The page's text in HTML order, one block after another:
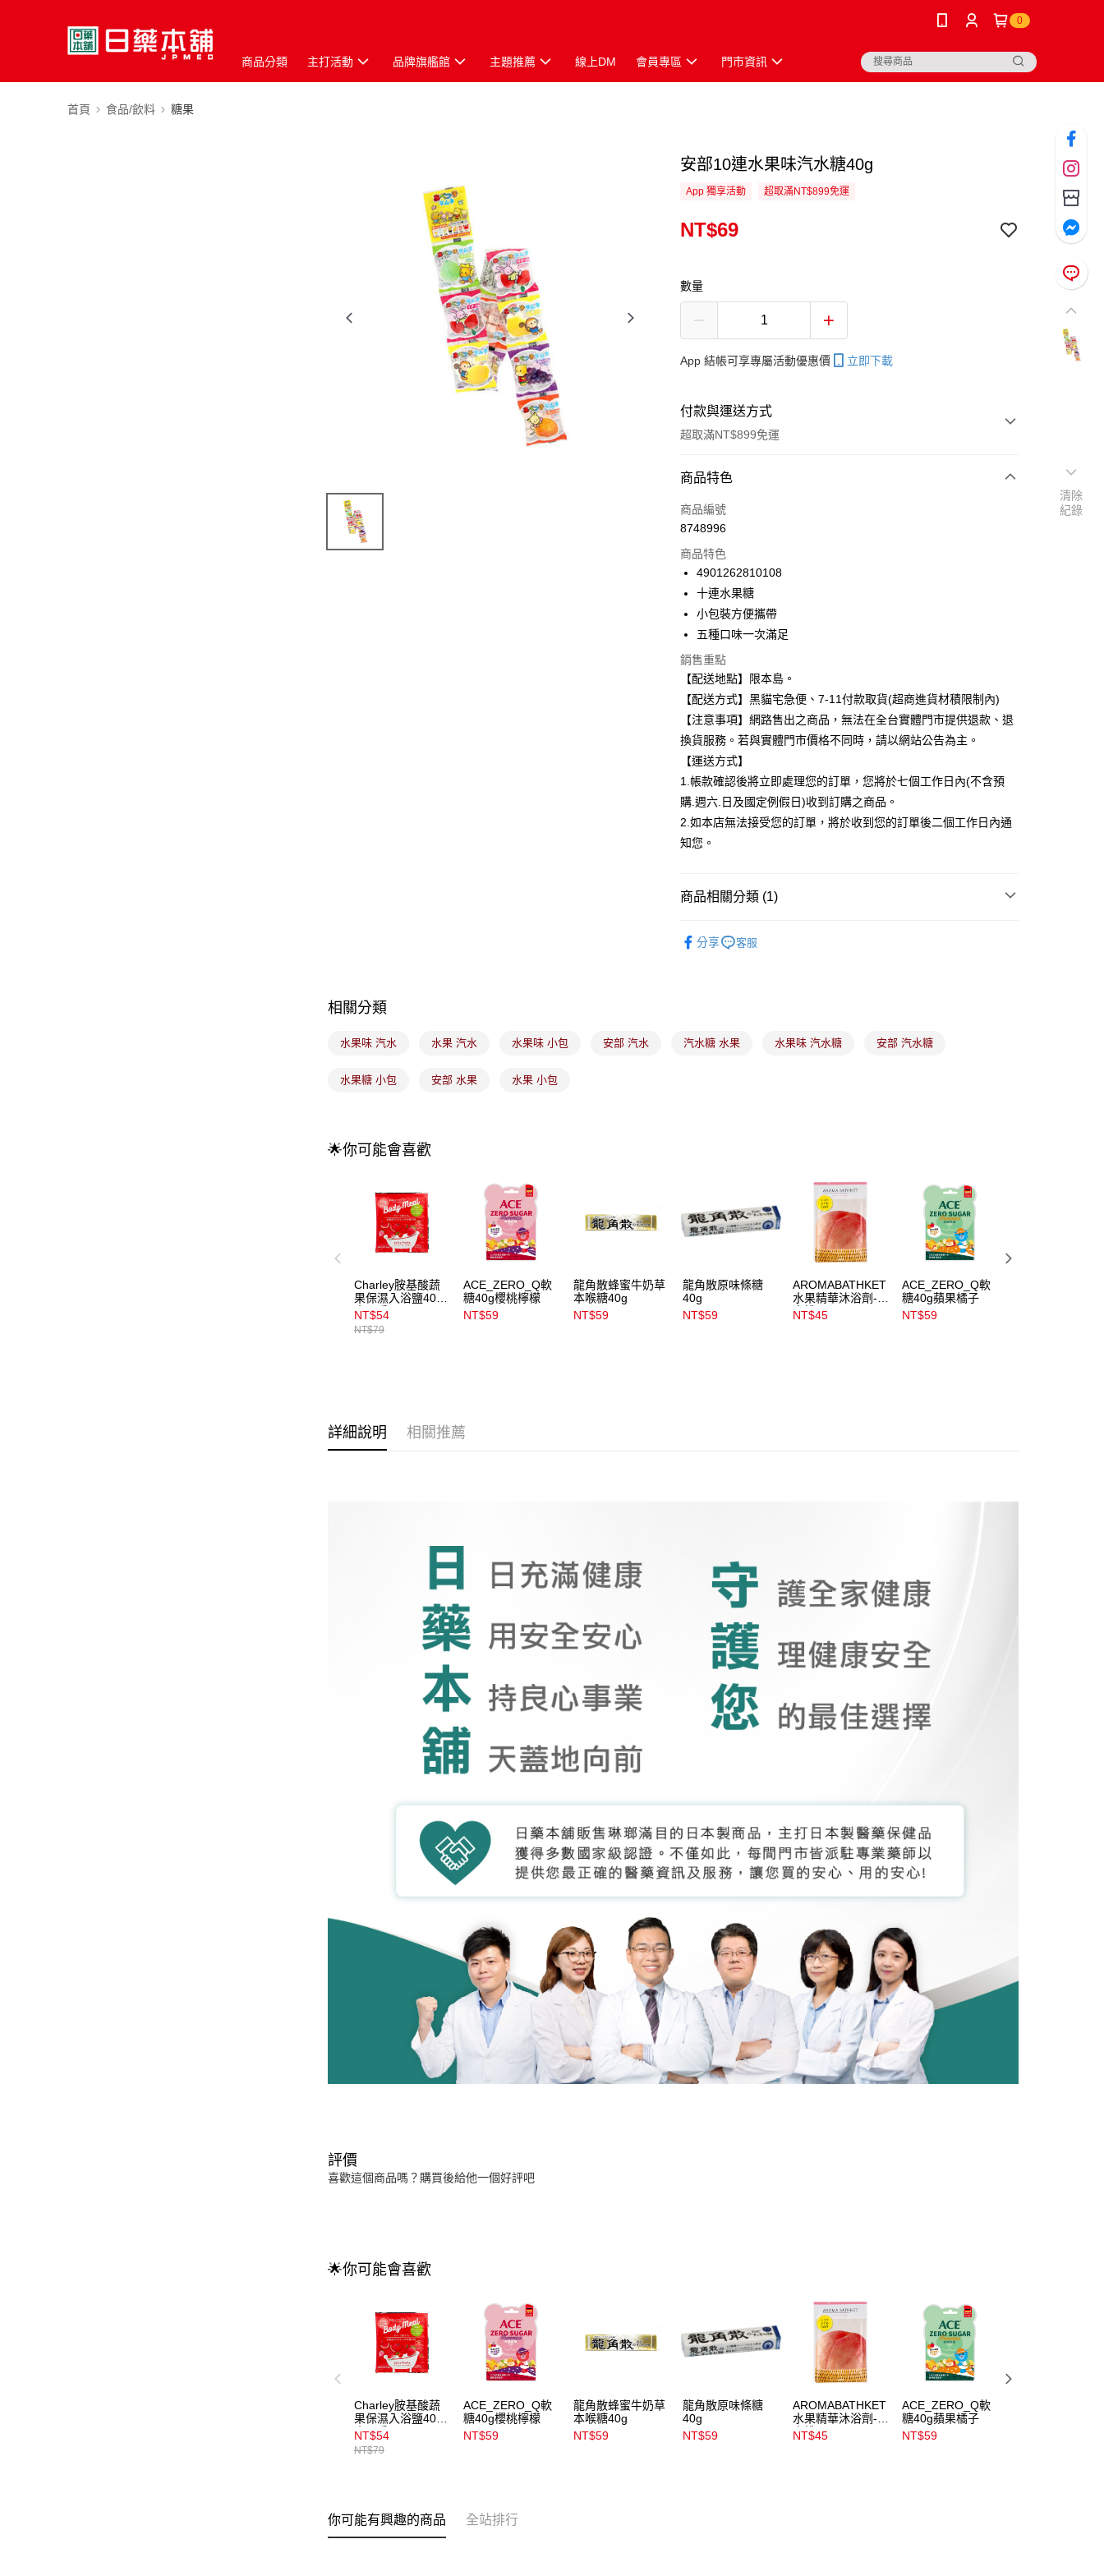
0
商品分類 主打活動 品牌旗艦館 主題推薦 線上DM 會員專區 門市資訊
首頁 食品/飲料 糖果
安部10連水果味汽水糖40g
App 獨享活動 超取滿NT$899免運
NT$69
數量
App 結帳可享專屬活動優惠價 立即下載
付款與運送方式
超取滿NT$899免運
付款方式
信用卡一次付款
合作金庫商業銀行
華南商業銀行
國泰世華商業銀行
臺灣中小企業銀行
匯豐（台灣）商業銀行
聯邦商業銀行
遠東國際商業銀行
玉山商業銀行
星展（台灣）商業銀行
台新國際商業銀行
中國信託商業銀行
台灣樂天信用卡公司
超商取貨付款
Apple Pay
街口支付
悠遊付
Google Pay
全盈+PAY
大哥付你分期
相關說明
【大哥付你分期使用說明】
流程，驗證手機門號後，選擇欲分期的期數、繳款截止日，確認付款後即
完成交易。
消。如遇「轉專審核」未通過狀況，表示未達大哥付你分期系統評分，恕
帳／街口支付／iPASS MONEY」等通路繳費。
全家取貨付款
7-11取貨付款
每筆NT$100，滿NT$399(含以上)免運費
商品特色
商品編號
8748996
商品特色
4901262810108
十連水果糖
小包裝方便攜帶
五種口味一次滿足
銷售重點
【配送地點】限本島。
【配送方式】黑貓宅急便、7-11付款取貨(超商進貨材積限制內)
【注意事項】網路售出之商品，無法在全台實體門市提供退款、退
換貨服務。若與實體門市價格不同時，請以網站公告為主。
【運送方式】
1.帳款確認後將立即處理您的訂單，您將於七個工作日內(不含預
購.週六.日及國定例假日)收到訂購之商品。
2.如本店無法接受您的訂單，將於收到您的訂單後二個工作日內通
知您。
商品相關分類 (1)
分享
客服
相關分類
水果味 汽水 水果 汽水 水果味 小包 安部 汽水 汽水糖 水果 水果味 汽水糖 安部 汽水糖
水果糖 小包 安部 水果 水果 小包
🌟你可能會喜歡
Charley胺基酸蔬
果保濕入浴鹽40g
水果香
NT$54
NT$79
ACE_ZERO_Q軟
糖40g櫻桃檸檬
NT$59
龍角散蜂蜜牛奶草
本喉糖40g
NT$59
龍角散原味條糖
40g
NT$59
AROMABATHKET
水果精華沐浴劑-水
蜜桃25g
NT$45
ACE_ZERO_Q軟
糖40g蘋果橘子
NT$59
詳細說明 相關推薦
評價
喜歡這個商品嗎？購買後給他一個好評吧
🌟你可能會喜歡
Charley胺基酸蔬
果保濕入浴鹽40g
水果香
NT$54
NT$79
ACE_ZERO_Q軟
糖40g櫻桃檸檬
NT$59
龍角散蜂蜜牛奶草
本喉糖40g
NT$59
龍角散原味條糖
40g
NT$59
AROMABATHKET
水果精華沐浴劑-水
蜜桃25g
NT$45
ACE_ZERO_Q軟
糖40g蘋果橘子
NT$59
你可能有興趣的商品 全站排行
清除
紀錄